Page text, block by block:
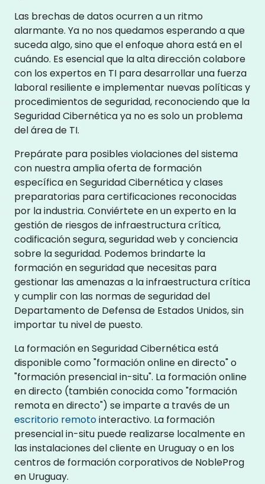
Las brechas de datos ocurren a un ritmo
alarmante. Ya no nos quedamos esperando a que
suceda algo, sino que el enfoque ahora está en el
cuándo. Es esencial que la alta dirección colabore
con los expertos en TI para desarrollar una fuerza
laboral resiliente e implementar nuevas políticas y
procedimientos de seguridad, reconociendo que la
Seguridad Cibernética ya no es solo un problema
del área de TI.
Prepárate para posibles violaciones del sistema
con nuestra amplia oferta de formación
específica en Seguridad Cibernética y clases
preparatorias para certificaciones reconocidas
por la industria. Conviértete en un experto en la
gestión de riesgos de infraestructura crítica,
codificación segura, seguridad web y conciencia
sobre la seguridad. Podemos brindarte la
formación en seguridad que necesitas para
gestionar las amenazas a la infraestructura crítica
y cumplir con las normas de seguridad del
Departamento de Defensa de Estados Unidos, sin
importar tu nivel de puesto.
La formación en Seguridad Cibernética está
disponible como "formación online en directo" o
"formación presencial in-situ". La formación online
en directo (también conocida como "formación
remota en directo") se imparte a través de un
escritorio remotointeractivo. La formación
presencial in-situ puede realizarse localmente en
las instalaciones del cliente en Uruguay o en los
centros de formación corporativos de NobleProg
en Uruguay.